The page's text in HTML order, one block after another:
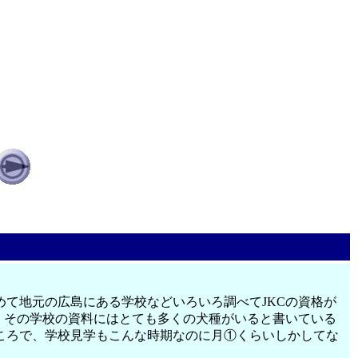
地元の広島にある学校などいろいろ調べてJKCの資格が
の学校の資料にはとても多くの犬種がいると書いている
で、学校見学もこんな時期なのに月①くらいしかしてな